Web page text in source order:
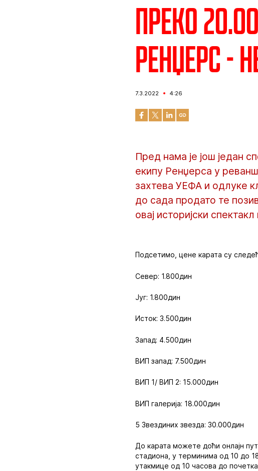
Преко
Ренџерс -
7.3.2022 4:26
Пред нама је још један
екипу Ренџерса у
захтева УЕФА и одлуке
до сада продато те
овај историјски спектакл
Подсетимо, цене карата су
Север: 1.800дин
Југ: 1.800дин
Исток: 3.500дин
Запад: 4.500дин
ВИП запад: 7.500дин
ВИП 1/ ВИП 2: 15.000дин
ВИП галерија: 18.000дин
5 Звездиних звезда: 30.000дин
До карата можете доћи онлајн
стадиона, у терминима од 10 до
утакмице од 10 часова до